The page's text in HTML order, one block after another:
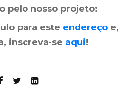
pelo nosso projeto:
para este endereço e,
inscreva-se aqui!